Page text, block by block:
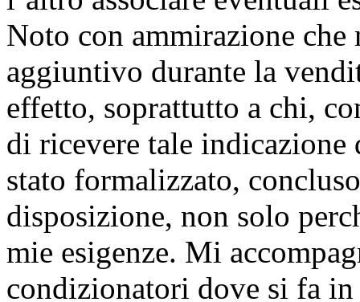
Noto con ammirazione
aggiuntivo durante la
effetto, soprattutto a chi,
di ricevere tale indicazione
stato formalizzato,
disposizione, non solo
mie esigenze. Mi
condizionatori dove si fa